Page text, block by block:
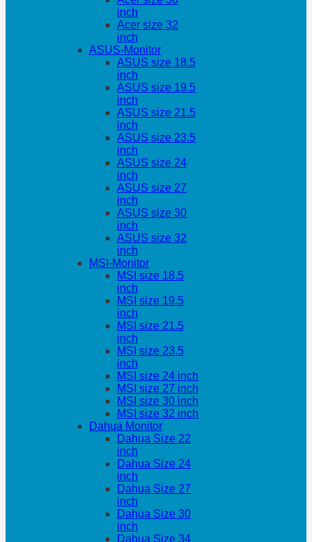
inch
Acer size 32
inch
ASUS-Monitor
ASUS size 18.5
inch
ASUS size 19.5
inch
ASUS size 21.5
inch
ASUS size 23.5
inch
ASUS size 24
inch
ASUS size 27
inch
ASUS size 30
inch
ASUS size 32
inch
MSI-Monitor
MSI size 18.5
inch
MSI size 19.5
inch
MSI size 21.5
inch
MSI size 23.5
inch
MSI size 24 inch
MSI size 27 inch
MSI size 30 inch
MSI size 32 inch
Dahua Monitor
Dahua Size 22
inch
Dahua Size 24
inch
Dahua Size 27
inch
Dahua Size 30
inch
Dahua Size 34